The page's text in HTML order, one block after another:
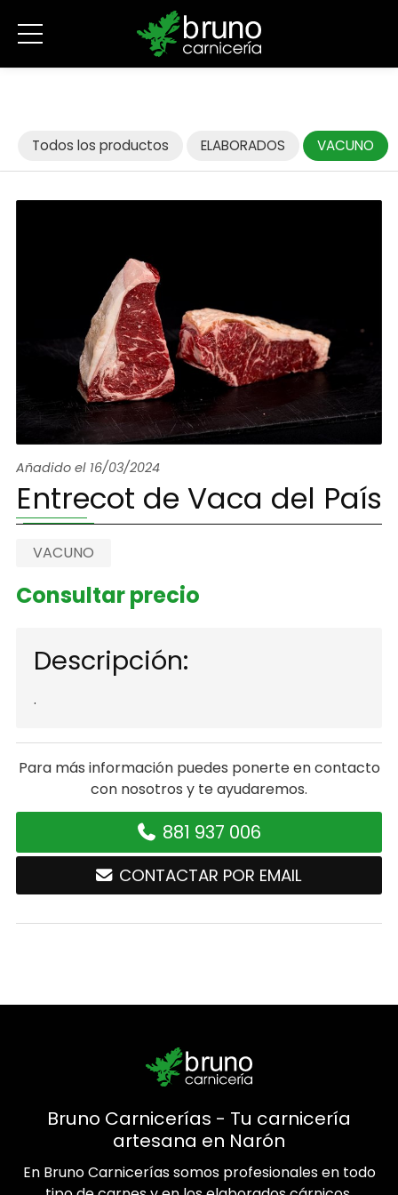
Todos los productos ELABORADOS VACUNO
Entrecot de Vaca del País
VACUNO
Añadido el 16/03/2024
Consultar precio
Para más información puedes ponerte en contacto
con nosotros y te ayudaremos.
881 937 006
CONTACTAR POR EMAIL
Descripción:
.
Bruno Carnicerías - Tu carnicería
artesana en Narón
En Bruno Carnicerías somos profesionales en todo